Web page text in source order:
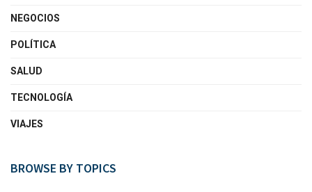
NEGOCIOS
POLÍTICA
SALUD
TECNOLOGÍA
VIAJES
BROWSE BY TOPICS